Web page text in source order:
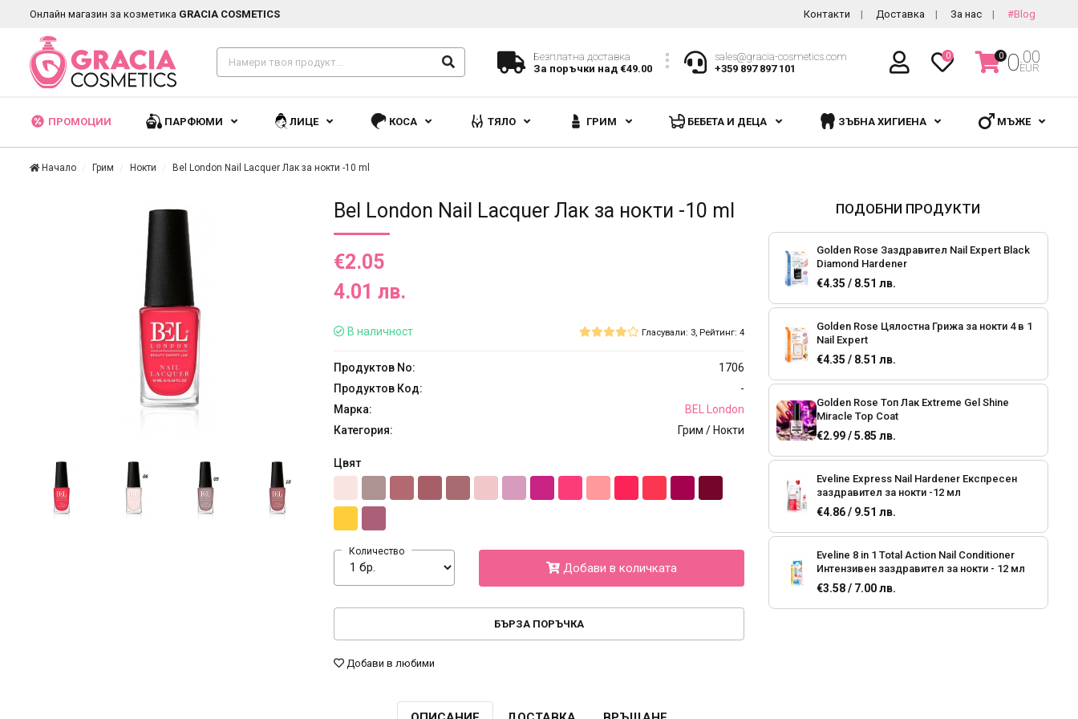
Онлайн магазин за козметика GRACIA COSMETICS Контакти Доставка За нас #Blog
Безплатна доставка
За поръчки над €49.00
sales@gracia-cosmetics.com
+359 897 897 101
0 0 0.00
EUR
ПРОМОЦИИ ПАРФЮМИ ЛИЦЕ КОСА ТЯЛО ГРИМ БЕБЕТА И ДЕЦА ЗЪБНА ХИГИЕНА МЪЖЕ
Начало Грим Нокти Bel London Nail Lacquer Лак за нокти -10 ml
Bel London Nail Lacquer Лак за нокти -10 ml
€2.05
4.01 лв.
В наличност Гласували: 3, Рейтинг: 4
Продуктов No:
1706
Продуктов Код:
-
Марка:
BEL London
Категория:
Грим / Нокти
Цвят
Количество
Добави в количката
БЪРЗА ПОРЪЧКА
Добави в любими
ПОДОБНИ ПРОДУКТИ
Golden Rose Заздравител Nail Expert Black
Diamond Hardener
€4.35 / 8.51 лв.
Golden Rose Цялостна Грижа за нокти 4 в 1
Nail Expert
€4.35 / 8.51 лв.
Golden Rose Топ Лак Extreme Gel Shine
Miracle Top Coat
€2.99 / 5.85 лв.
Eveline Express Nail Hardener Експресен
заздравител за нокти -12 мл
€4.86 / 9.51 лв.
Eveline 8 in 1 Total Action Nail Conditioner
Интензивен заздравител за нокти - 12 мл
€3.58 / 7.00 лв.